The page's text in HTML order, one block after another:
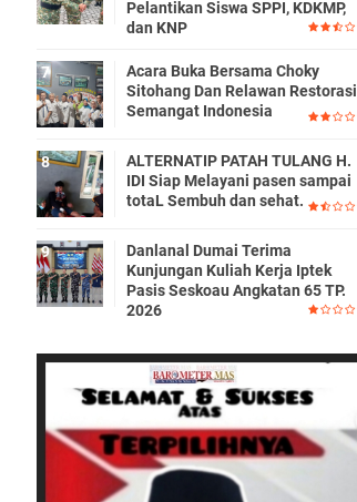
Pelantikan Siswa SPPI, KDKMP,
dan KNP
Acara Buka Bersama Choky
Sitohang Dan Relawan Restorasi
Semangat Indonesia
ALTERNATIP PATAH TULANG H.
IDI Siap Melayani pasen sampai
totaL Sembuh dan sehat.
Danlanal Dumai Terima
Kunjungan Kuliah Kerja Iptek
Pasis Seskoau Angkatan 65 TP.
2026